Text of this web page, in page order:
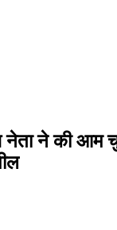
ने की आम